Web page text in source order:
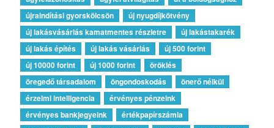
újraindítási gyorskölcsön
új nyugdíjkötvény
új lakásvásárlás kamatmentes részletre
új lakástakarék
új lakás építés
új lakás vásárlás
új 500 forint
új 10000 forint
új 1000 forint
öröklés
öregedő társadalom
öngondoskodás
önerő nélkül
érzelmi intelligencia
érvényes pénzeink
érvényes bankjegyeink
értékpapírszámla